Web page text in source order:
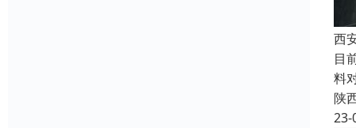
西
目
料
陕
23-